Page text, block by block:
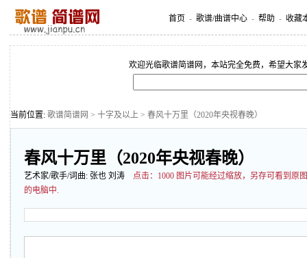
首页 - 歌谱/曲谱中心 - 帮助 - 收藏
欢迎光临歌谱简谱网，本站完全免费，希望大家
当前位置: 歌谱简谱网 > 十字及以上 > 春风十万里（2020年央视春晚）
春风十万里（2020年央视春晚）
艺术家/歌手/词曲: 张也 刘涛 点击： 1000 图片可能经过缩放，另存可看到原
的电脑中.